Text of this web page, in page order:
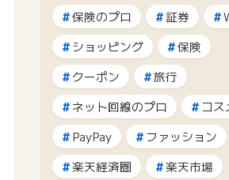
保険のプロ
証券
ショッピング
保険
クーポン
旅行
ネット回線のプロ
コス
PayPay
ファッション
楽天経済圏
楽天市場